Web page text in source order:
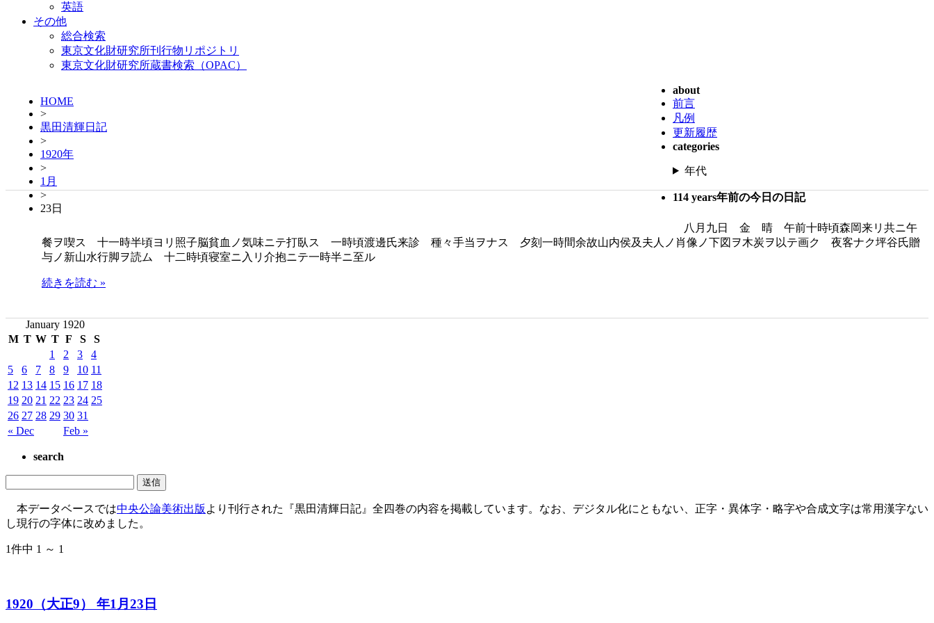
英語
その他
総合検索
東京文化財研究所刊行物リポジトリ
東京文化財研究所蔵書検索（OPAC）
HOME
>
黒田清輝日記
>
1920年
>
1月
>
23日
about
前言
凡例
更新履歴
categories
年代
114 years年前の今日の日記
八月九日 金 晴 午前十時頃森岡来リ共ニ午
餐ヲ喫ス 十一時半頃ヨリ照子脳貧血ノ気味ニテ打臥ス 一時頃渡邊氏来診 種々手当ヲナス 夕刻一時間余故山内侯及夫人ノ肖像ノ下図ヲ木炭ヲ以テ画ク 夜客ナク坪谷氏贈
与ノ新山水行脚ヲ読ム 十二時頃寝室ニ入リ介抱ニテ一時半ニ至ル
続きを読む »
January 1920
M T W T F S S
« Dec Feb »
1 2 3
4
5
6 7 8 9 10 11
12 13 14 15 16 17 18
19 20 21 22 23 24 25
26 27 28 29 30 31
search
本データベースでは中央公論美術出版 より刊行された『黒田清輝日記』全四巻の内容を掲載しています。なお、デジタル化にともない、正字・異体字・略字や合成文字は常用漢字ない
し現行の字体に改めました。
1件中 1 ～ 1
1920（大正9） 年1月23日